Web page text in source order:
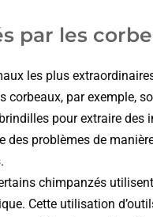
par les
les plus
corbeaux, par exemple,
pour extraire
des problèmes de
chimpanzés
Cette utilisation